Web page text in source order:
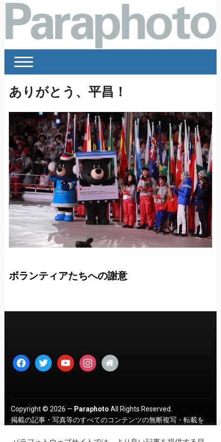
ありがとう、平昌！
ボランティアたちへの謝意
facebooktwitter youtubeinstagram
home
Copyright © 2026 — Paraphoto All Rights Reserved.
掲載の記事・写真等のすべてのコンテンツの無断複写・転載を